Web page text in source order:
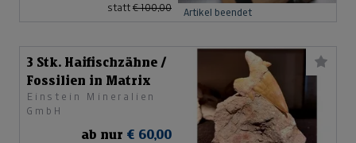
statt € 100,00 Artikel beendet
3 Stk. Haifischzähne /
Fossilien in Matrix
Einstein Mineralien
GmbH
ab nur € 60,00